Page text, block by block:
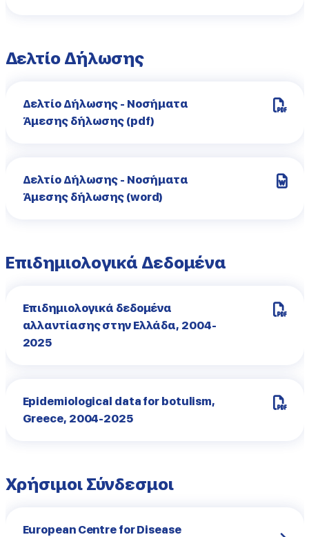
Δελτίο Δήλωσης
Δελτίο Δήλωσης - Νοσήματα
Άμεσης δήλωσης (pdf)
Δελτίο Δήλωσης - Νοσήματα
Άμεσης δήλωσης (word)
Επιδημιολογικά Δεδομένα
Επιδημιολογικά δεδομένα
αλλαντίασης στην Ελλάδα, 2004-
2025
Epidemiological data for botulism,
Greece, 2004-2025
Χρήσιμοι Σύνδεσμοι
European Centre for Disease